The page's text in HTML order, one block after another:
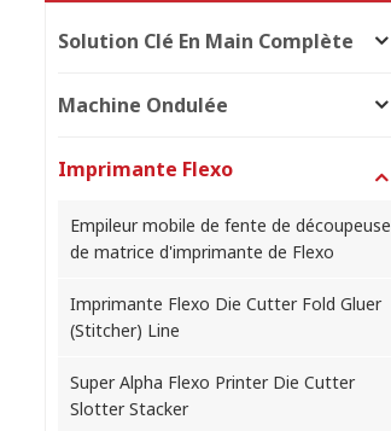
Solution Clé En Main Complète
Machine Ondulée
Imprimante Flexo
Empileur mobile de fente de découpeuse
de matrice d'imprimante de Flexo
Imprimante Flexo Die Cutter Fold Gluer
(Stitcher) Line
Super Alpha Flexo Printer Die Cutter
Slotter Stacker